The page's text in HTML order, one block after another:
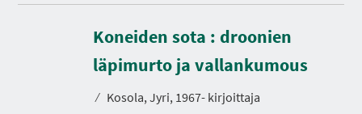
Koneiden sota : droonien
läpimurto ja vallankumous
⁄ Kosola, Jyri, 1967- kirjoittaja